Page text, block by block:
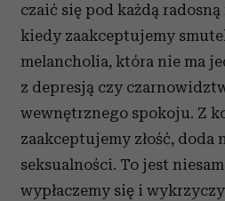
czaić się pod każdą
kiedy zaakceptujemy
melancholia, która nie ma
z depresją czy
wewnętrznego spokoju. Z
zaakceptujemy złość, doda
seksualności. To jest
wypłaczemy się i